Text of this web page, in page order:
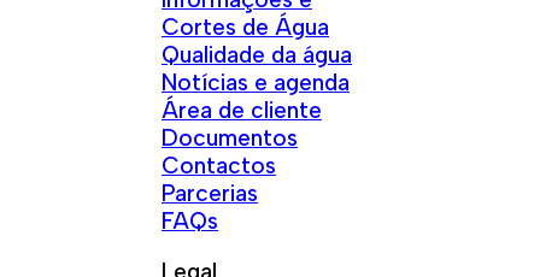
Cortes de Água
Qualidade da água
Notícias e agenda
Área de cliente
Documentos
Contactos
Parcerias
FAQs